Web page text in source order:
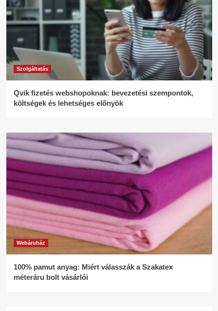
Szolgáltatás
Qvik fizetés webshopoknak: bevezetési szempontok,
költségek és lehetséges előnyök
Webáruház
100% pamut anyag: Miért válasszák a Szakatex
méteráru bolt vásárlói